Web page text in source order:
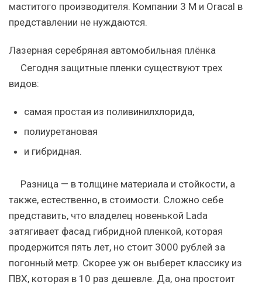
маститого производителя. Компании 3 M и Oracal в
представлении не нуждаются.
Лазерная серебряная автомобильная плёнка
Сегодня защитные пленки существуют трех
видов:
самая простая из поливинилхлорида,
полиуретановая
и гибридная.
Разница — в толщине материала и стойкости, а
также, естественно, в стоимости. Сложно себе
представить, что владелец новенькой Lada
затягивает фасад гибридной пленкой, которая
продержится пять лет, но стоит 3000 рублей за
погонный метр. Скорее уж он выберет классику из
ПВХ, которая в 10 раз дешевле. Да, она простоит